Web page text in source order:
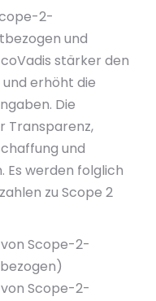
2-
und
stärker den
erhöht die
Die
Transparenz,
und
Es werden folglich
zu Scope 2
Scope-2-
Scope-2-